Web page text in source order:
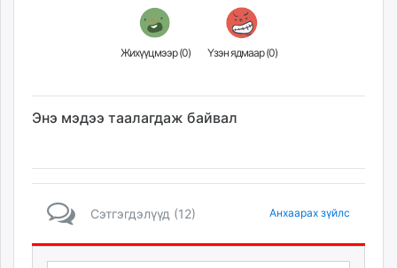
Жихүүцмээр (0) Үзэн ядмаар (0)
Энэ мэдээ таалагдаж байвал
Сэтгэгдэлүүд (12) Анхаарах зүйлс